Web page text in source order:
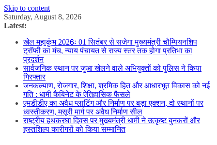
Skip to content
Saturday, August 8, 2026
Latest:
खेल महाकुंभ 2026ः 01 सितंबर से सजेगा मुख्यमंत्री चौम्पियनशिप
ट्रॉफी का मंच, न्याय पंचायत से राज्य स्तर तक होगा प्रतिभा का
प्रदर्शन
सार्वजनिक स्थान पर जुआ खेलने वाले अभियुक्तों को पुलिस ने किया
गिरफ्तार
जनकल्याण, रोजगार, शिक्षा, श्रमिक हित और आधारभूत विकास को नई
गति : धामी कैबिनेट के ऐतिहासिक फैसले
एमडीडीए का अवैध प्लाटिंग और निर्माण पर बड़ा एक्शन, दो स्थानों पर
ध्वस्तीकरण, मसूरी मार्ग पर अवैध निर्माण सील
राष्ट्रीय हथकरघा दिवस पर मुख्यमंत्री धामी ने उत्कृष्ट बुनकरों और
हस्तशिल्प कारीगरों को किया सम्मानित